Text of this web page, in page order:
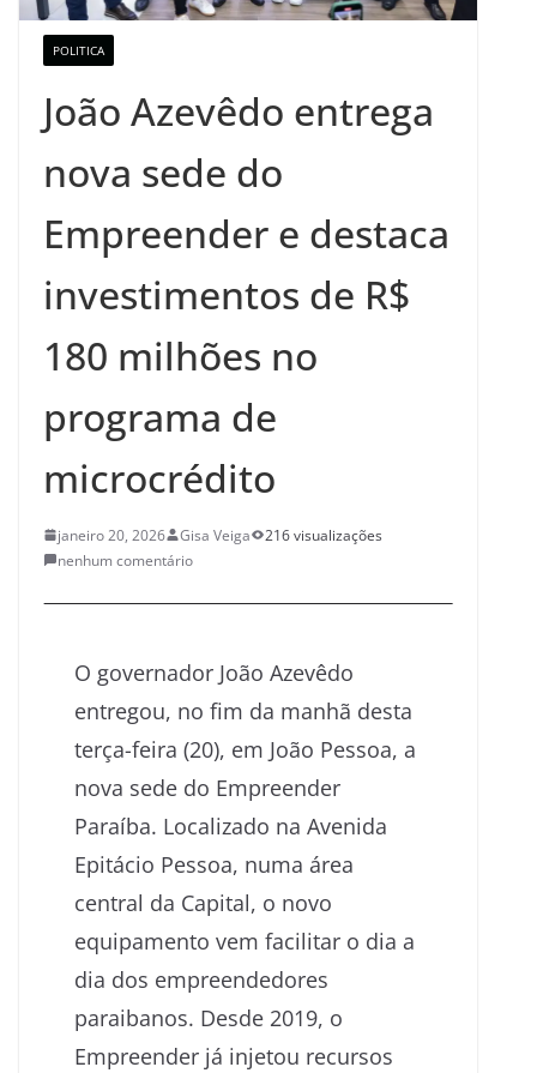
POLITICA
João Azevêdo entrega
nova sede do
Empreender e destaca
investimentos de R$
180 milhões no
programa de
microcrédito
janeiro 20, 2026 Gisa Veiga
216 visualizações
nenhum comentário
O governador João Azevêdo
entregou, no fim da manhã desta
terça-feira (20), em João Pessoa, a
nova sede do Empreender
Paraíba. Localizado na Avenida
Epitácio Pessoa, numa área
central da Capital, o novo
equipamento vem facilitar o dia a
dia dos empreendedores
paraibanos. Desde 2019, o
Empreender já injetou recursos